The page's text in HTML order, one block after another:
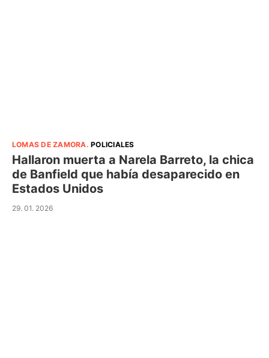
LOMAS DE ZAMORA.POLICIALES
Hallaron muerta a Narela Barreto, la chica
de Banfield que había desaparecido en
Estados Unidos
29. 01. 2026